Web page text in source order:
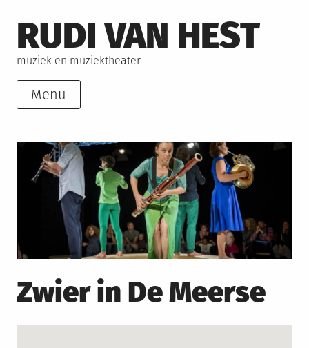
to
content
RUDI VAN HEST
muziek en muziektheater
Menu
Zwier in De Meerse